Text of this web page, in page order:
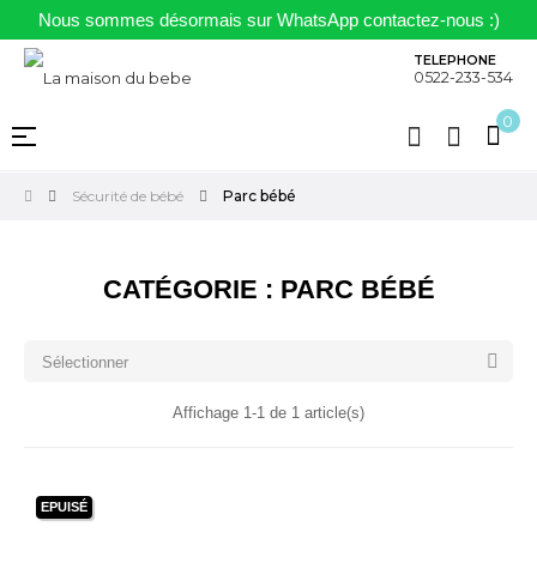
Nous sommes désormais sur WhatsApp contactez-nous :)
TELEPHONE
0522-233-534
0
Basculer
navigation
☰
Sécurité de bébé Parc bébé
CATÉGORIE : PARC BÉBÉ
Sélectionner 
Affichage 1-1 de 1 article(s)
EPUISÉ